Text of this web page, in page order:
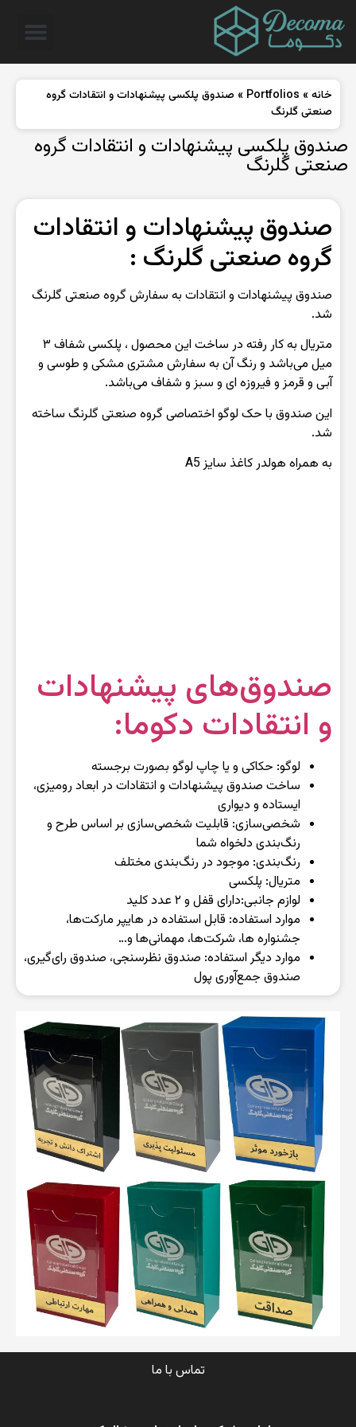
خانه »
Portfolios
» صندوق پلکسی پیشنهادات و انتقادات گروه
صنعتی گلرنگ
صندوق پلکسی پیشنهادات و انتقادات گروه
صنعتی گلرنگ
صندوق پیشنهادات و انتقادات
گروه صنعتی گلرنگ :
صندوق پیشنهادات و انتقادات به سفارش گروه صنعتی گلرنگ
شد.
متریال به کار رفته در ساخت این محصول ، پلکسی شفاف ۳
میل می‌باشد و رنگ آن به سفارش مشتری مشکی و طوسی و
آبی و قرمز و فیروزه ای و سبز و شفاف می‌باشد.
این صندوق با حک لوگو اختصاصی گروه صنعتی گلرنگ ساخته
شد.
به همراه هولدر کاغذ سایز A5
صندوق‌های پیشنهادات
و انتقادات دکوما:
لوگو: حکاکی و یا چاپ لوگو بصورت برجسته
ساخت صندوق پیشنهادات و انتقادات در ابعاد رومیزی،
ایستاده و دیواری
شخصی‌سازی: قابلیت شخصی‌سازی بر اساس طرح و
رنگ‌بندی دلخواه شما
رنگ‌بندی: موجود در رنگ‌بندی مختلف
متریال: پلکسی
لوازم جانبی:‌دارای قفل و ۲ عدد کلید
موارد استفاده: قابل استفاده در هایپر مارکت‌ها،
جشنواره ها، شرکت‌ها، مهمانی‌ها و…
موارد دیگر استفاده: صندوق نظرسنجی، صندوق رای‌گیری،
صندوق جمع‌آوری پول
تماس با ما